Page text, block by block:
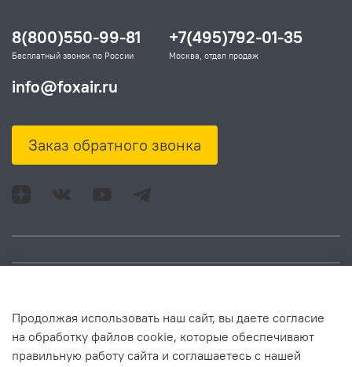
Время работы:
понедельник – пятница:
10:00 – 18:00
Смольная, д. 73,
помещ. 1Н
8(800)550-99-81
Бесплатный звонок по России
+7(495)792-01-35
Москва, отдел продаж
info@foxair.ru
Заказ обратного звонка
Продолжая использовать наш сайт, вы даете согласие
на обработку файлов cookie, которые обеспечивают
правильную работу сайта и соглашаетесь с нашей